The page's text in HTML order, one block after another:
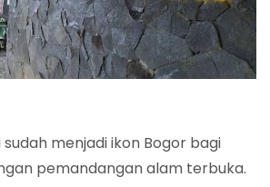
menjadi ikon Bogor bagi
pemandangan alam terbuka.